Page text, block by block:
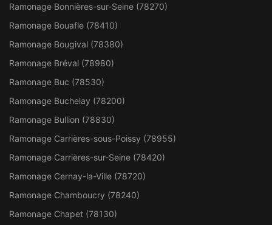
Ramonage Bonnières-sur-Seine (78270)
Ramonage Bouafle (78410)
Ramonage Bougival (78380)
Ramonage Bréval (78980)
Ramonage Buc (78530)
Ramonage Buchelay (78200)
Ramonage Bullion (78830)
Ramonage Carrières-sous-Poissy (78955)
Ramonage Carrières-sur-Seine (78420)
Ramonage Cernay-la-Ville (78720)
Ramonage Chamboucry (78240)
Ramonage Chapet (78130)